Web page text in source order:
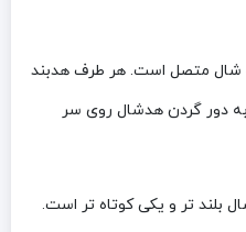
متصل است. هر طرف هدبند
به دور گردن هدشال روی سر
بلند تر و یکی کوتاه تر است.